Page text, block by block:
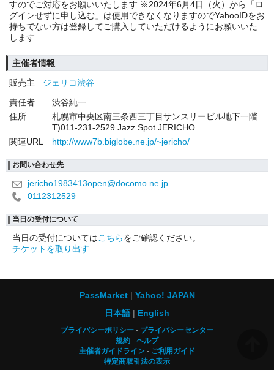
すのでご対応をお願いいたします ※2024年6月4日（火）から「ロ
グインせずに申し込む」は使用できなくなりますのでYahooIDをお
持ちでない方は登録してご購入していただけるようにお願いいた
します
主催者情報
販売主
ジェリコ渋谷
責任者
渋谷純一
住所
札幌市中央区南三条西三丁目サンスリービル地下一階
T)011-231-2529 Jazz Spot JERICHO
関連URL
http://www7b.biglobe.ne.jp/~jericho/
お問い合わせ先
jericho1983413open@docomo.ne.jp
0112312529
当日の受付について
当日の受付についてはこちらをご確認ください。
チケットを取り出す
PassMarket
Yahoo! JAPAN
日本語
English
プライバシーポリシー
プライバシーセンター
規約
ヘルプ
主催者ガイドライン
ご利用ガイド
特定商取引法の表示